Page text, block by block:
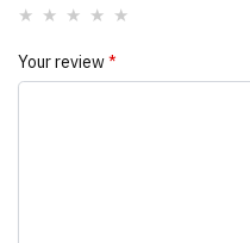
Your review*